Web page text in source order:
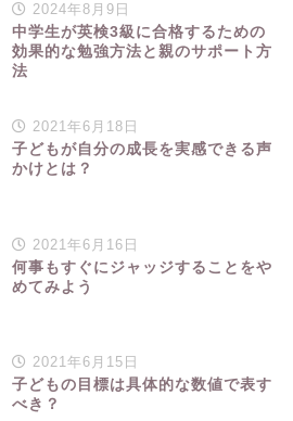
2024年8月9日
中学生が英検3級に合格するための
効果的な勉強方法と親のサポート方
法
2021年6月18日
子どもが自分の成長を実感できる声
かけとは？
2021年6月16日
何事もすぐにジャッジすることをや
めてみよう
2021年6月15日
子どもの目標は具体的な数値で表す
べき？